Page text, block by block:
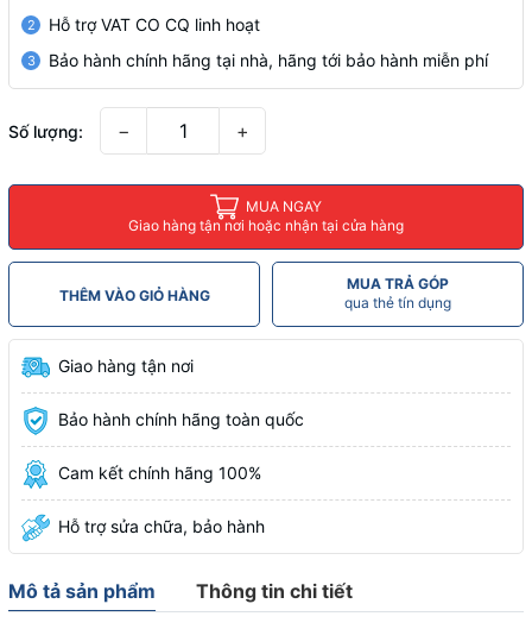
2 Hỗ trợ VAT CO CQ linh hoạt
3 Bảo hành chính hãng tại nhà, hãng tới bảo hành miễn phí
Số lượng: − +
MUA NGAY
Giao hàng tận nơi hoặc nhận tại cửa hàng
THÊM VÀO GIỎ HÀNG
MUA TRẢ GÓP
qua thẻ tín dụng
Giao hàng tận nơi
Bảo hành chính hãng toàn quốc
Cam kết chính hãng 100%
Hỗ trợ sửa chữa, bảo hành
Mô tả sản phẩm Thông tin chi tiết